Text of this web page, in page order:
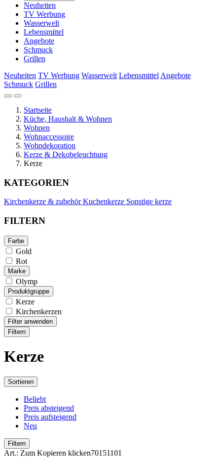
Neuheiten
TV Werbung
Wasserwelt
Lebensmittel
Angebote
Schmuck
Grillen
Neuheiten TV Werbung Wasserwelt Lebensmittel Angebote
Schmuck Grillen
Startseite
Küche, Haushalt & Wohnen
Wohnen
Wohnaccessoire
Wohndekoration
Kerze & Dekobeleuchtung
Kerze
KATEGORIEN
Kirchenkerze & zubehörKuchenkerze Sonstige kerze
FILTERN
Farbe
Gold
Rot
Marke
Olymp
Produktgruppe
Kerze
Kirchenkerzen
Filter anwenden
Filtern
Kerze
Sortieren
Beliebt
Preis absteigend
Preis aufsteigend
Neu
Filtern
Art.: Zum Kopieren klicken70151101